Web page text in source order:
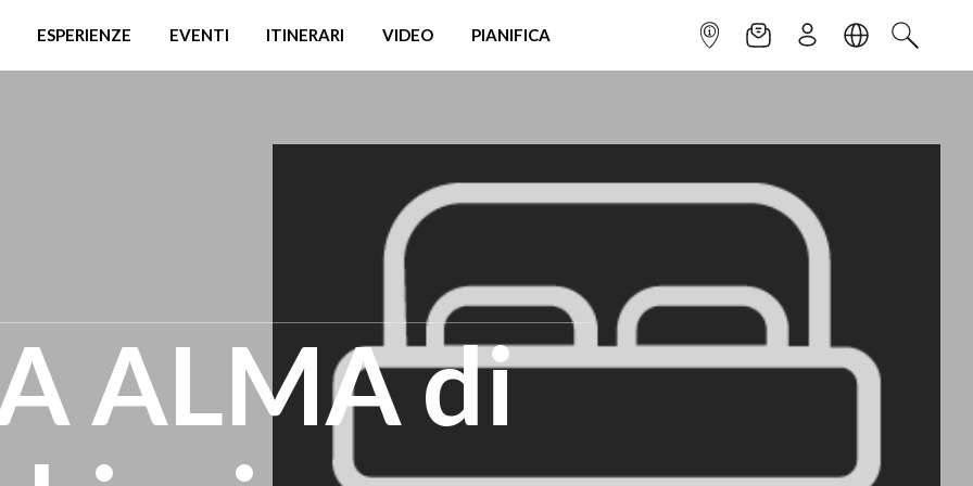
ESPERIENZE EVENTI ITINERARI VIDEO PIANIFICA INFOPOINTNEWSLETTER
ISCRIVITILINGUACERCA
ALMA di